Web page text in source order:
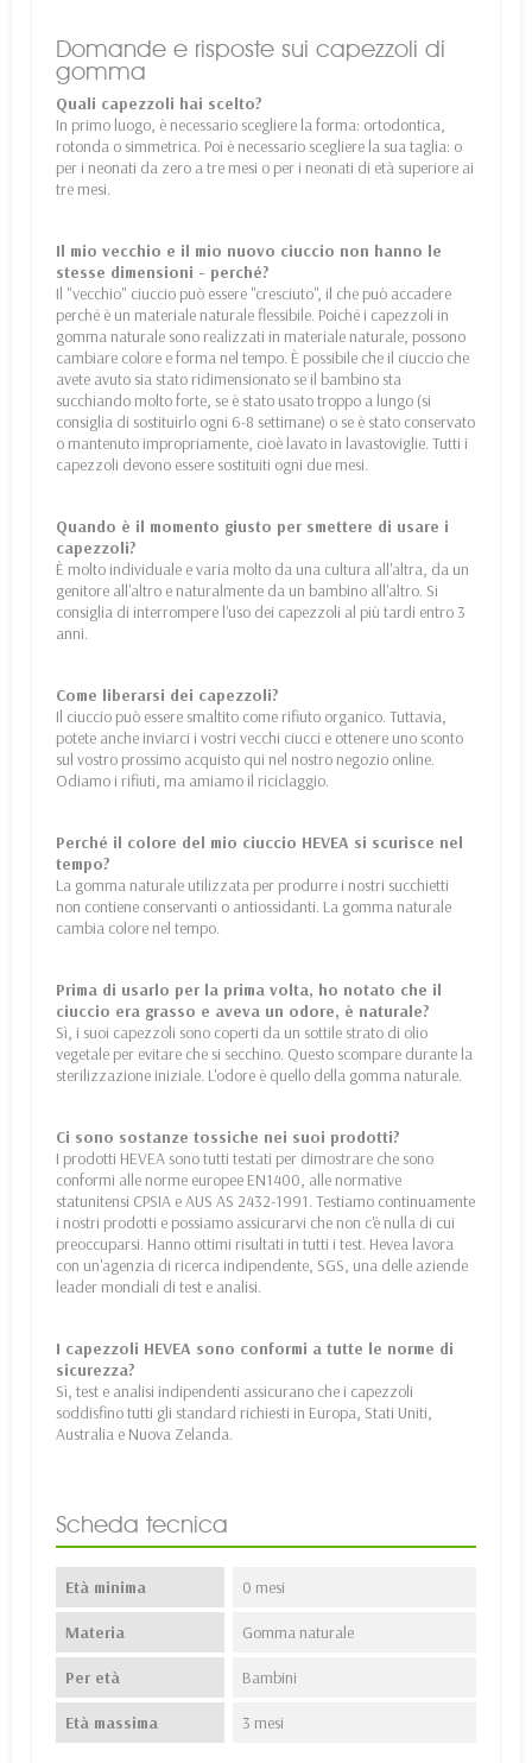
Domande e risposte sui capezzoli di
gomma
Quali capezzoli hai scelto?
In primo luogo, è necessario scegliere la forma: ortodontica,
rotonda o simmetrica. Poi è necessario scegliere la sua taglia: o
per i neonati da zero a tre mesi o per i neonati di età superiore ai
tre mesi.
Il mio vecchio e il mio nuovo ciuccio non hanno le
stesse dimensioni - perché?
Il "vecchio" ciuccio può essere "cresciuto", il che può accadere
perché è un materiale naturale flessibile. Poiché i capezzoli in
gomma naturale sono realizzati in materiale naturale, possono
cambiare colore e forma nel tempo. È possibile che il ciuccio che
avete avuto sia stato ridimensionato se il bambino sta
succhiando molto forte, se è stato usato troppo a lungo (si
consiglia di sostituirlo ogni 6-8 settimane) o se è stato conservato
o mantenuto impropriamente, cioè lavato in lavastoviglie. Tutti i
capezzoli devono essere sostituiti ogni due mesi.
Quando è il momento giusto per smettere di usare i
capezzoli?
È molto individuale e varia molto da una cultura all'altra, da un
genitore all'altro e naturalmente da un bambino all'altro. Si
consiglia di interrompere l'uso dei capezzoli al più tardi entro 3
anni.
Come liberarsi dei capezzoli?
Il ciuccio può essere smaltito come rifiuto organico. Tuttavia,
potete anche inviarci i vostri vecchi ciucci e ottenere uno sconto
sul vostro prossimo acquisto qui nel nostro negozio online.
Odiamo i rifiuti, ma amiamo il riciclaggio.
Perché il colore del mio ciuccio HEVEA si scurisce nel
tempo?
La gomma naturale utilizzata per produrre i nostri succhietti
non contiene conservanti o antiossidanti. La gomma naturale
cambia colore nel tempo.
Prima di usarlo per la prima volta, ho notato che il
ciuccio era grasso e aveva un odore, è naturale?
Sì, i suoi capezzoli sono coperti da un sottile strato di olio
vegetale per evitare che si secchino. Questo scompare durante la
sterilizzazione iniziale. L'odore è quello della gomma naturale.
Ci sono sostanze tossiche nei suoi prodotti?
I prodotti HEVEA sono tutti testati per dimostrare che sono
conformi alle norme europee EN1400, alle normative
statunitensi CPSIA e AUS AS 2432-1991. Testiamo continuamente
i nostri prodotti e possiamo assicurarvi che non c'è nulla di cui
preoccuparsi. Hanno ottimi risultati in tutti i test. Hevea lavora
con un'agenzia di ricerca indipendente, SGS, una delle aziende
leader mondiali di test e analisi.
I capezzoli HEVEA sono conformi a tutte le norme di
sicurezza?
Sì, test e analisi indipendenti assicurano che i capezzoli
soddisfino tutti gli standard richiesti in Europa, Stati Uniti,
Australia e Nuova Zelanda.
Scheda tecnica
Età minima 0 mesi
Materia Gomma naturale
Per età Bambini
Età massima 3 mesi